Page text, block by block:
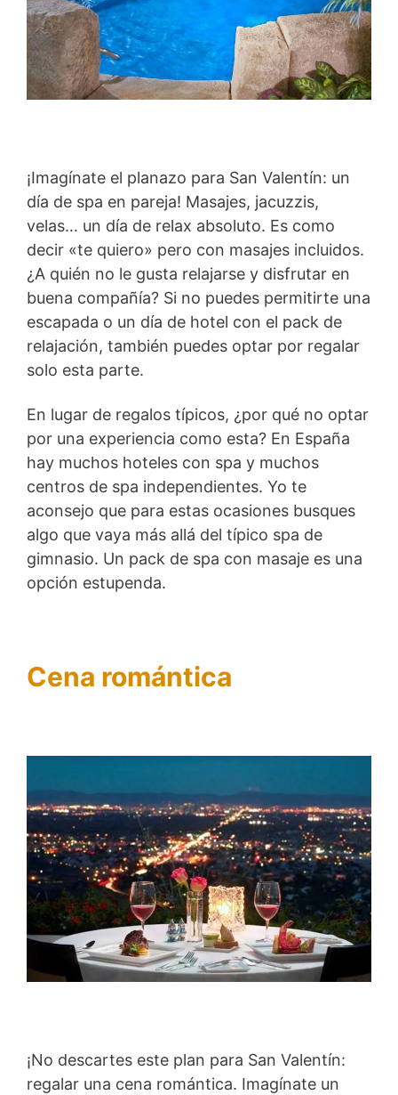
¡Imagínate el planazo para San Valentín: un
día de spa en pareja! Masajes, jacuzzis,
velas… un día de relax absoluto. Es como
decir «te quiero» pero con masajes incluidos.
¿A quién no le gusta relajarse y disfrutar en
buena compañía? Si no puedes permitirte una
escapada o un día de hotel con el pack de
relajación, también puedes optar por regalar
solo esta parte.
En lugar de regalos típicos, ¿por qué no optar
por una experiencia como esta? En España
hay muchos hoteles con spa y muchos
centros de spa independientes. Yo te
aconsejo que para estas ocasiones busques
algo que vaya más allá del típico spa de
gimnasio. Un pack de spa con masaje es una
opción estupenda.
Cena romántica
¡No descartes este plan para San Valentín:
regalar una cena romántica. Imagínate un